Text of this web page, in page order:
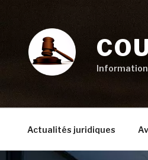
contenu
principal
Actualités juridiques